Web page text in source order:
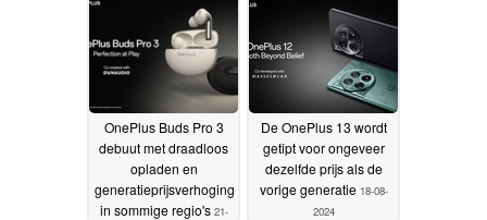
OnePlus Buds Pro 3
debuut met draadloos
opladen en
generatieprijsverhoging
in sommige regio's 21-
De OnePlus 13 wordt
getipt voor ongeveer
dezelfde prijs als de
vorige generatie 18-08-
2024